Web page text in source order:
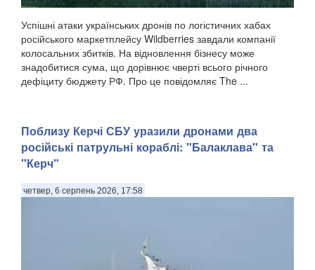
Успішні атаки українських дронів по логістичних хабах
російського маркетплейсу Wildberries завдали компанії
колосальних збитків. На відновлення бізнесу може
знадобитися сума, що дорівнює чверті всього річного
дефіциту бюджету РФ. Про це повідомляє The ...
Поблизу Керчі СБУ уразили дронами два
російські патрульні кораблі: "Балаклава" та
"Керч"
четвер, 6 серпень 2026, 17:58